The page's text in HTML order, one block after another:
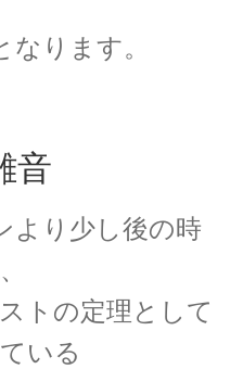
ドップラー効果を考
レネル
なります。
音
より少し後の時
トの定理として
いる